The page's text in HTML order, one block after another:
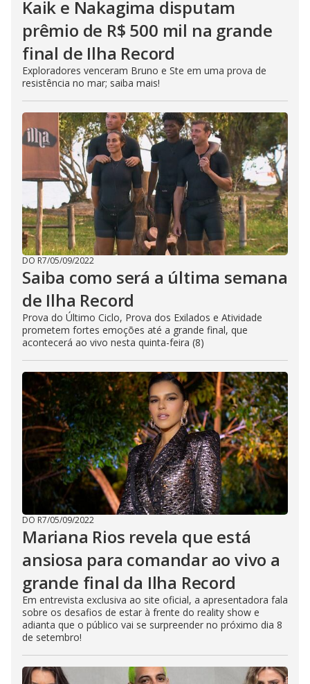
Kaik e Nakagima disputam
prêmio de R$ 500 mil na grande
final de Ilha Record
Exploradores venceram Bruno e Ste em uma prova de
resistência no mar; saiba mais!
DO R7/05/09/2022
Saiba como será a última semana
de Ilha Record
Prova do Último Ciclo, Prova dos Exilados e Atividade
prometem fortes emoções até a grande final, que
acontecerá ao vivo nesta quinta-feira (8)
DO R7/05/09/2022
Mariana Rios revela que está
ansiosa para comandar ao vivo a
grande final da Ilha Record
Em entrevista exclusiva ao site oficial, a apresentadora fala
sobre os desafios de estar à frente do reality show e
adianta que o público vai se surpreender no próximo dia 8
de setembro!